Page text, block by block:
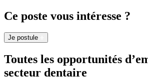
Ce poste vous intéresse ?
Je postule
Toutes les opportunités
secteur dentaire